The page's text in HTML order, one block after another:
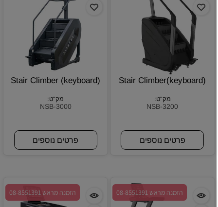
Stair Climber(keyboard)
מק"ט:
NSB-3200
פרטים נוספים
Stair Climber (keyboard)
מק"ט:
NSB-3000
פרטים נוספים
הזמנה מראש 08-8551391 הזמנה מראש 08-8551391